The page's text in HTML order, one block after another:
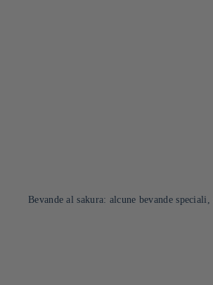
Bevande al sakura: alcune bevande